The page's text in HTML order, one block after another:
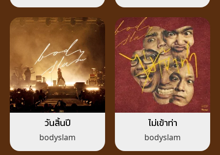
วันสิ้นปี
bodyslam
ไม่เข้าท่า
bodyslam